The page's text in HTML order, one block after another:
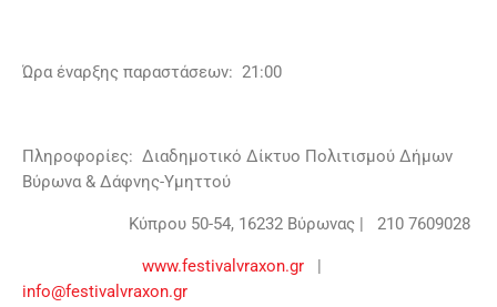
Ώρα έναρξης παραστάσεων: 21:00
Πληροφορίες: Διαδημοτικό Δίκτυο Πολιτισμού Δήμων
Βύρωνα & Δάφνης-Υμηττού
Κύπρου 50-54, 16232 Βύρωνας | 210 7609028
www.festivalvraxon.gr
info@festivalvraxon.gr